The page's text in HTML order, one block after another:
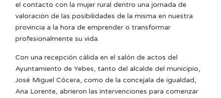
el contacto con la mujer rural dentro una jornada de
valoración de las posibilidades de la misma en nuestra
provincia a la hora de emprender o transformar
profesionalmente su vida.
Con una recepción cálida en el salón de actos del
Ayuntamiento de Yebes, tanto del alcalde del municipio,
José Miguel Cócera, como de la concejala de igualdad,
Ana Lorente, abrieron las intervenciones para comenzar